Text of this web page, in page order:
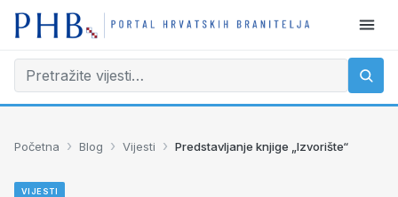
Početna › Blog › Vijesti › Predstavljanje knjige „Izvorište“
VIJESTI